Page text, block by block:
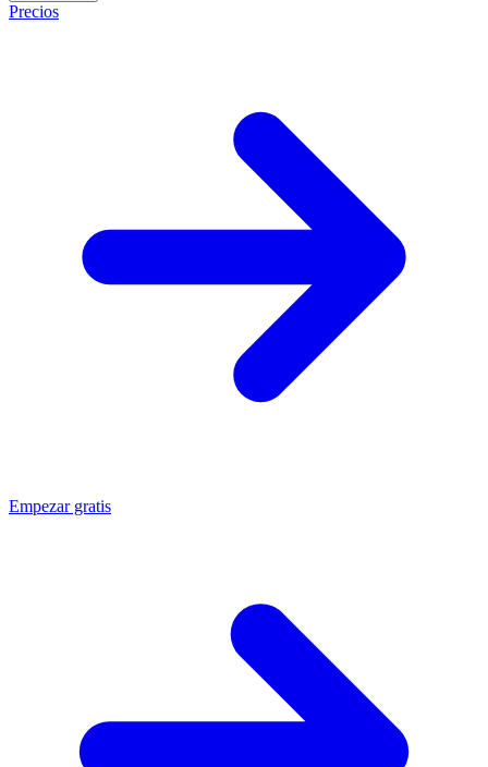
Precios
Empezar gratis